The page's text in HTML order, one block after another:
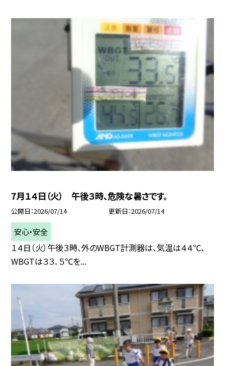
7月１４日（火） 午後３時、危険な暑さです。
公開日 2026/07/14 更新日 2026/07/14
安心・安全
１４日（火）午後３時、外のWBGT計測器は、気温は４４℃、
WBGTは３３．５℃を...